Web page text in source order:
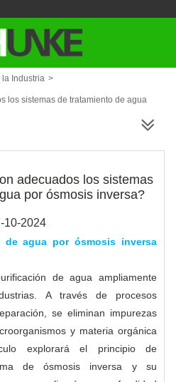
la Industria >
los sistemas de tratamiento de agua
adecuados los sistemas
por ósmosis inversa?
10-2024
de agua por ósmosis inversa
de agua ampliamente
A través de procesos
se eliminan impurezas
y materia orgánica
explorará el principio de
de ósmosis inversa y su